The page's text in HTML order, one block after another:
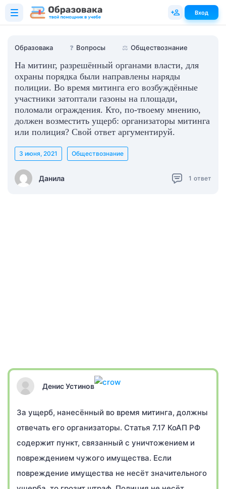
Образовака ❓ Вопросы ⚖️ Обществознание
На митинг, разрешённый органами власти, для
охраны порядка были направлены наряды
полиции. Во время митинга его возбуждённые
участники затоптали газоны на площади,
поломали ограждения. Кто, по-твоему мнению,
должен возместить ущерб: организаторы митинга
или полиция? Свой ответ аргументируй.
Данила
3 июня, 2021 Обществознание
1 ответ
Денис Устинов
За ущерб, нанесённый во время митинга, должны
отвечать его организаторы. Статья 7.17 КоАП РФ
содержит пункт, связанный с уничтожением и
повреждением чужого имущества. Если
повреждение имущества не несёт значительного
Вход